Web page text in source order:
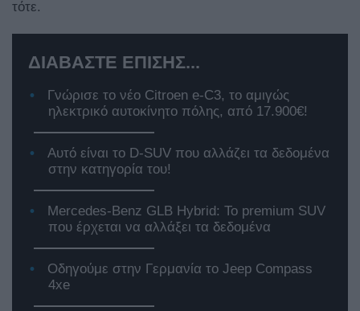
τότε.
ΔΙΑΒΑΣΤΕ ΕΠΙΣΗΣ...
Γνώρισε το νέο Citroen e-C3, το αμιγώς
ηλεκτρικό αυτοκίνητο πόλης, από 17.900€!
Αυτό είναι το D-SUV που αλλάζει τα δεδομένα
στην κατηγορία του!
Mercedes-Benz GLB Hybrid: Το premium SUV
που έρχεται να αλλάξει τα δεδομένα
Οδηγούμε στην Γερμανία το Jeep Compass
4xe